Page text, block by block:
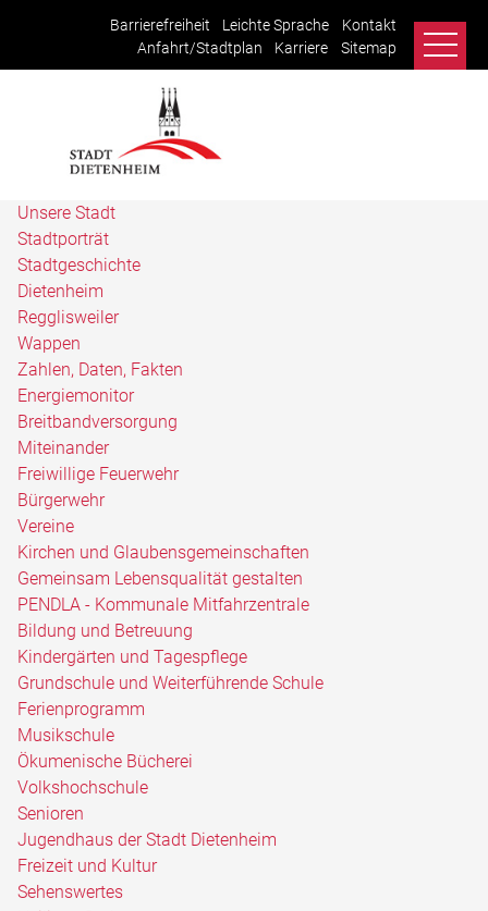
Barrierefreiheit Leichte Sprache
Kontakt
Anfahrt/Stadtplan
Karriere Sitemap
Unsere Stadt
Stadtporträt
Stadtgeschichte
Dietenheim
Regglisweiler
Wappen
Zahlen, Daten, Fakten
Energiemonitor
Breitbandversorgung
Miteinander
Freiwillige Feuerwehr
Bürgerwehr
Vereine
Kirchen und Glaubensgemeinschaften
Gemeinsam Lebensqualität gestalten
PENDLA - Kommunale Mitfahrzentrale
Bildung und Betreuung
Kindergärten und Tagespflege
Grundschule und Weiterführende Schule
Ferienprogramm
Musikschule
Ökumenische Bücherei
Volkshochschule
Senioren
Jugendhaus der Stadt Dietenheim
Freizeit und Kultur
Sehenswertes